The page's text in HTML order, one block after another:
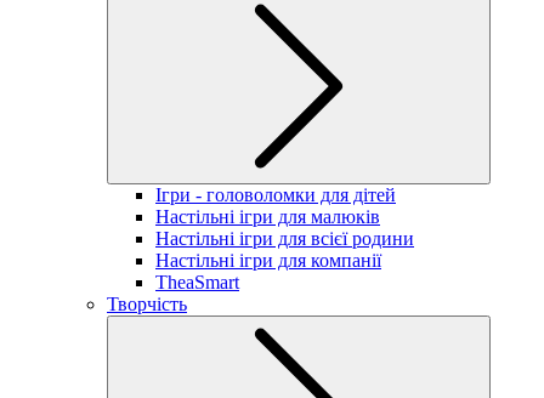
Ігри - головоломки для дітей
Настільні ігри для малюків
Настільні ігри для всієї родини
Настільні ігри для компанії
TheaSmart
Творчість